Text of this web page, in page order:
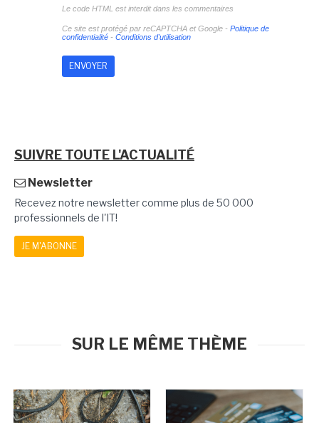
Le code HTML est interdit dans les commentaires
Ce site est protégé par reCAPTCHA et Google - Politique de
confidentialité- Conditions d'utilisation
SUIVRE TOUTE L'ACTUALITÉ
Newsletter
Recevez notre newsletter comme plus de 50 000
professionnels de l'IT!
JE M'ABONNE
SUR LE MÊME THÈME